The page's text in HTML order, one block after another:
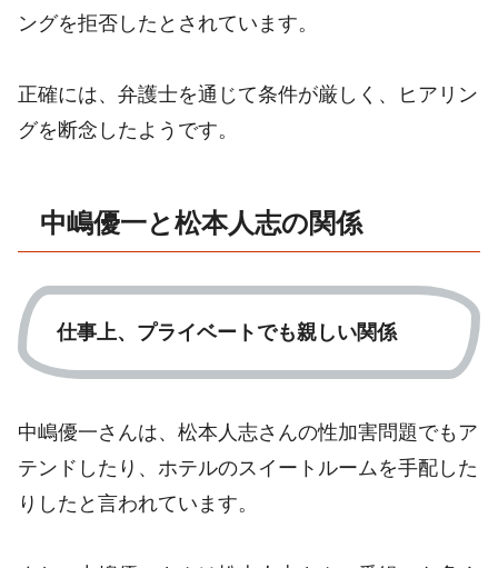
ングを拒否したとされています。
正確には、弁護士を通じて条件が厳しく、ヒアリン
グを断念したようです。
中嶋優一と松本人志の関係
仕事上、プライベートでも親しい関係
中嶋優一さんは、松本人志さんの性加害問題でもア
テンドしたり、ホテルのスイートルームを手配した
りしたと言われています。